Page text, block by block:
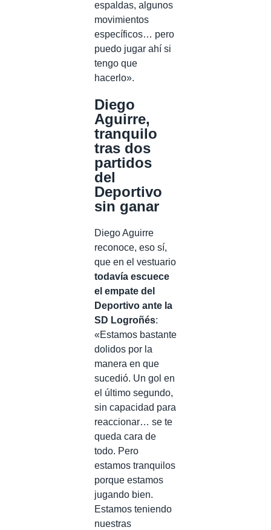
espaldas, algunos
movimientos
específicos… pero
puedo jugar ahí si
tengo que
hacerlo».
Diego
Aguirre,
tranquilo
tras dos
partidos
del
Deportivo
sin ganar
Diego Aguirre
reconoce, eso sí,
que en el vestuario
todavía escuece
el empate del
Deportivo ante la
SD Logroñés:
«Estamos bastante
dolidos por la
manera en que
sucedió. Un gol en
el último segundo,
sin capacidad para
reaccionar… se te
queda cara de
todo. Pero
estamos tranquilos
porque estamos
jugando bien.
Estamos teniendo
nuestras